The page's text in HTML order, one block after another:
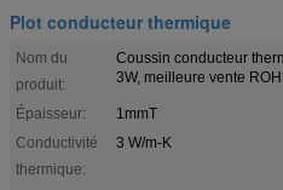
Plot conducteur thermique
Nom du
produit:
Coussin conducteur
3W, meilleure vente
Épaisseur:
1mmT
Conductivité
thermique:
3 W/m-K